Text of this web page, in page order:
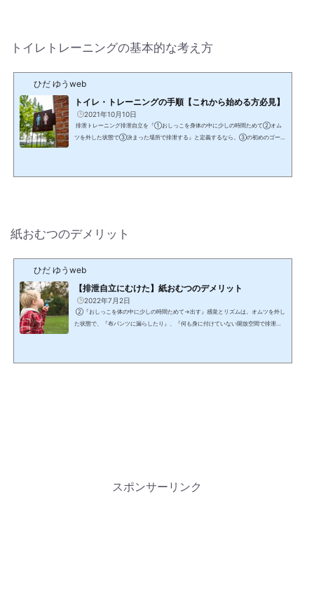
トイレトレーニングの基本的な考え方
ひだ ゆうweb
トイレ・トレーニングの手順【これから始める方必見】
2021年10月10日
排泄トレーニング排泄自立を『①おしっこを身体の中に少しの時間ためて②オム
ツを外した状態で③決まった場所で排泄する』と定義するなら。③の初めのゴール
紙おむつのデメリット
ひだ ゆうweb
【排泄自立にむけた】紙おむつのデメリット
2022年7月2日
②『おしっこを体の中に少しの時間ためて→出す』感覚とリズムは。オムツを外し
た状態で、『布パンツに漏らしたり』、『何も身に付けていない開放空間で排泄し
スポンサーリンク